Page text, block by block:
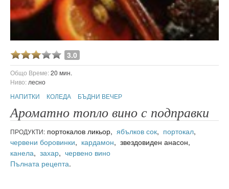
3.0
Общо Време:20 мин.
Ниво: лесно
НАПИТКИ
КОЛЕДА БЪДНИ ВЕЧЕР
Ароматно топло вино с подправки
ПРОДУКТИ: портокалов ликьор, ябълков сок, портокал,
червени боровинки, кардамон, звездовиден анасон,
канела, захар, червено вино
Пълната рецепта.